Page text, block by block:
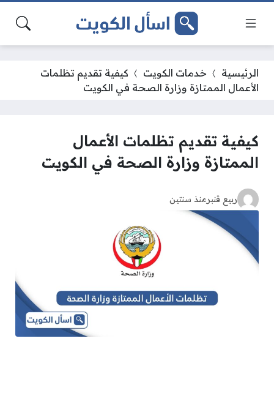
الرئيسية خدمات الكويت
كيفية تقديم تظلمات
الأعمال الممتازة وزارة الصحة في الكويت
كيفية تقديم تظلمات الأعمال
الممتازة وزارة الصحة في الكويت
ربيع قنبرمنذ سنتين